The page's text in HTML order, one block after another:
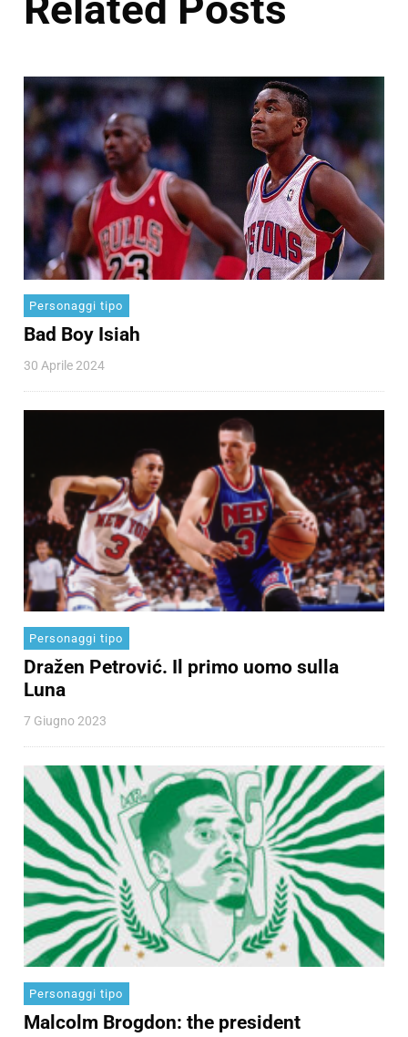
Personaggi tipo
Bad Boy Isiah
30 Aprile 2024
Personaggi tipo
Dražen Petrović. Il primo uomo sulla
Luna
7 Giugno 2023
Personaggi tipo
Malcolm Brogdon: the president